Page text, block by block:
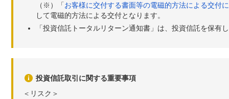
（※）「お客様に交付する書面等の電磁的方法による交付
して電磁的方法による交付となります。
「投資信託トータルリターン通知書」は、投資信託を保有
投資信託取引に関する重要事項
＜リスク＞